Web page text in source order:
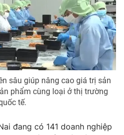
sâu giúp nâng cao giá trị sản
phẩm cùng loại ở thị trường
tế.
đang có 141 doanh nghiệp